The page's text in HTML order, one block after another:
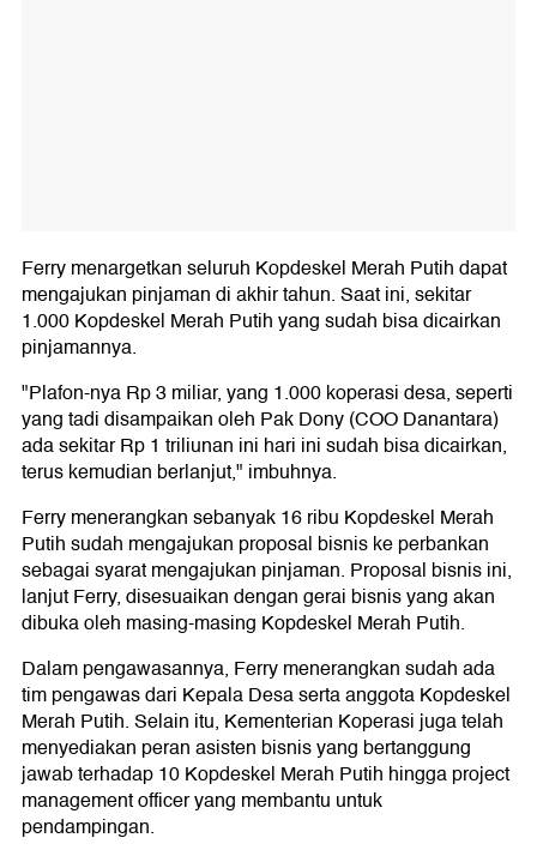
Ferry menargetkan seluruh Kopdeskel Merah Putih dapat
mengajukan pinjaman di akhir tahun. Saat ini, sekitar
1.000 Kopdeskel Merah Putih yang sudah bisa dicairkan
pinjamannya.
"Plafon-nya Rp 3 miliar, yang 1.000 koperasi desa, seperti
yang tadi disampaikan oleh Pak Dony (COO Danantara)
ada sekitar Rp 1 triliunan ini hari ini sudah bisa dicairkan,
terus kemudian berlanjut," imbuhnya.
Ferry menerangkan sebanyak 16 ribu Kopdeskel Merah
Putih sudah mengajukan proposal bisnis ke perbankan
sebagai syarat mengajukan pinjaman. Proposal bisnis ini,
lanjut Ferry, disesuaikan dengan gerai bisnis yang akan
dibuka oleh masing-masing Kopdeskel Merah Putih.
Dalam pengawasannya, Ferry menerangkan sudah ada
tim pengawas dari Kepala Desa serta anggota Kopdeskel
Merah Putih. Selain itu, Kementerian Koperasi juga telah
menyediakan peran asisten bisnis yang bertanggung
jawab terhadap 10 Kopdeskel Merah Putih hingga project
management officer yang membantu untuk
pendampingan.